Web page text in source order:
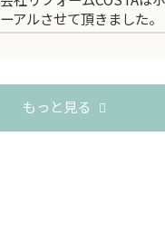
アルさせて頂きました
もっと見る